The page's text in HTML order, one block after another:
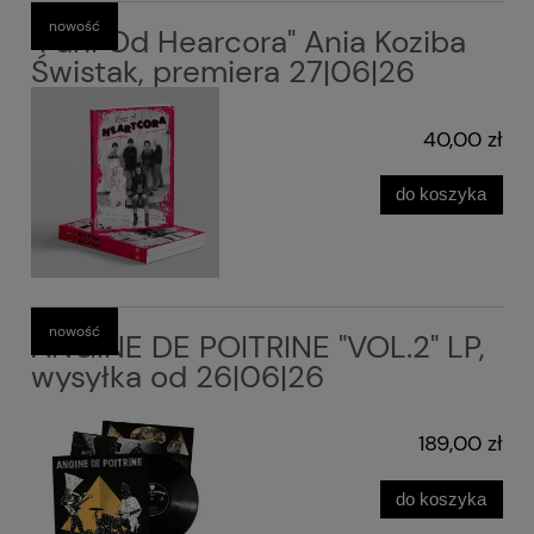
"Pani Od Hearcora" Ania Koziba
Świstak, premiera 27|06|26
40,00 zł
do koszyka
nowość
ANGINE DE POITRINE "VOL.2" LP,
wysyłka od 26|06|26
189,00 zł
do koszyka
nowość